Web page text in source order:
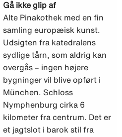
Gå ikke glip af
Alte Pinakothek med en fin
samling europæisk kunst.
Udsigten fra katedralens
sydlige tårn, som aldrig kan
overgås – ingen højere
bygninger vil blive opført i
München. Schloss
Nymphenburg cirka 6
kilometer fra centrum. Det er
et jagtslot i barok stil fra